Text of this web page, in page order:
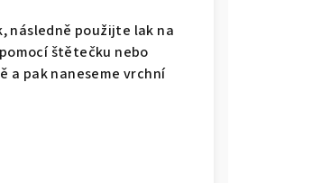
následně použijte lak na
štětečku nebo
a pak naneseme vrchní